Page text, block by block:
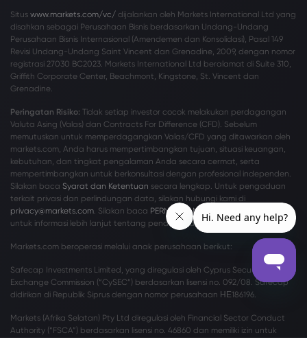
Situs www.markets.com/vc/ dijalankan oleh Markets International Ltd yang
disahkan sebagai Perusahaan Bisnis berdasarkan Undang-Undang
Perusahaan Bisnis Internasional (Amendemen dan Konsolidasi), Pasal 149
Revisi Undang-Undang Saint Vincent dan Grenadine, 2009, dengan nomor
registrasi 27030 BC2023. Markets International Ltd beralamat di Suite 310,
Griffith Corporate Center, Beachmont, Kingstone, St. Vincent dan
Grenadine.
Peringatan Risiko: Tidak setiap investor cocok melakukan perdagangan
Valuta Asing (Valas) dan Contracts For Difference (CFD). Sebelum
memutuskan untuk memperdagangkan Valas/CFD yang ditawarkan oleh
markets.com, Anda harus mempertimbangkan tujuan, situasi keuangan,
kebutuhan, dan tingkat pengalaman Anda secara cermat, serta
mempertimbangkan untuk berkonsultasi dengan profesional independen.
Silakan baca Syarat dan Ketentuan secara lengkap. Untuk pengaduan
terkait privasi dan perlindungan data, silakan hubungi kami di
privacy@markets.com . Silakan baca PERNYATAAN KEBIJAKAN PRIVASI
untuk informasi lebih lanjut tentang penanganan data pribadi.
Markets.com beroperasi melalui anak perusahaan berikut:
Safecap Investments Limited, yang diregulasi oleh Cyprus Securities and
Exchange Commission (“CySEC”) berdasarkan lisensi no. 092/08. Safecap
didirikan di Republik Siprus dengan nomor perusahaan ΗΕ186196.
Markets (Afrika Selatan) Pty Ltd diregulasi oleh Financial Sector Conduct
Authority (“FSCA”) berdasarkan lisensi no. 46860 dan memiliki izin untuk